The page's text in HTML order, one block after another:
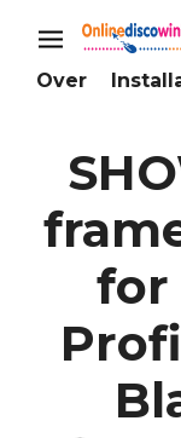
Over
for